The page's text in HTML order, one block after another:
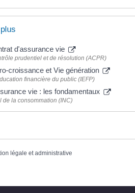
d'assurance vie
prudentiel et de résolution (ACPR)
croissance et Vie génération
financière du public (IEFP)
vie : les fondamentaux
de la consommation (INC)
légale et administrative